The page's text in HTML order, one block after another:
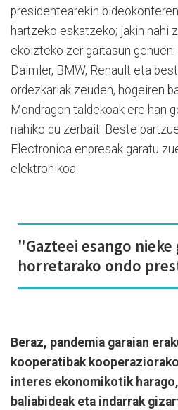
presidentearekin
hartzeko eskatzeko; jakin nahi
ekoizteko zer gaitasun genuen.
Daimler, BMW, Renault eta
ordezkariak zeuden, hogeiren
Mondragon taldekoak ere han
nahiko du zerbait. Beste
Electronica enpresak garatu
elektronikoa.
"Gazteei esango
horretarako ondo
Beraz, pandemia garaian
kooperatibak
interes ekonomikotik
baliabideak eta indarrak